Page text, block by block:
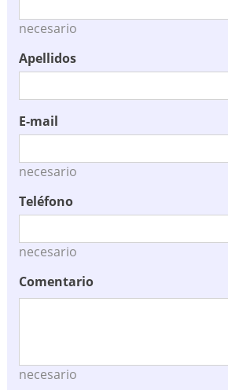
necesario
Apellidos
E-mail
necesario
Teléfono
necesario
Comentario
necesario